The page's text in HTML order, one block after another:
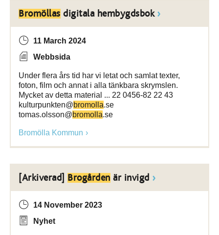
Bromöllas digitala hembygdsbok
11 March 2024
Webbsida
Under flera års tid har vi letat och samlat texter,
foton, film och annat i alla tänkbara skrymslen.
Mycket av detta material ... 22 0456-82 22 43
kulturpunkten@bromolla.se
tomas.olsson@bromolla.se
Bromölla Kommun
[Arkiverad] Brogården är invigd
14 November 2023
Nyhet